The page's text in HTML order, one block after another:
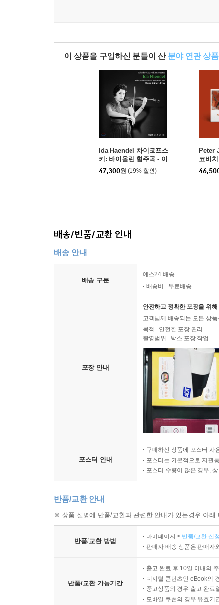
이 상품을 구입하신 분들이 산 분야 연관 상품
Ida Haendel 차이코프스
키: 바이올린 협주곡 - 이
다 헨델 (Tchaikovsky: V
iolin Concerto) [LP]
47,300원 (19% 할인)
Peter
코비
2번
no
배송/반품/교환 안내
배송 안내
배송 구분
예스24 배송
배송비 : 무료배송
포장 안내
안전하고 정확한 포장을 위
고객님께 배송되는 모든 상
목적 : 안전한 포장 관리
촬영범위 : 박스 포장 작업
포스터 안내
구매하신 상품에 포스터 사
포스터는 기본적으로 지관
포스터 수량이 많은 경우,
반품/교환 안내
※ 상품 설명에 반품/교환과 관련한 안내가 있는경우 아
반품/교환 방법
마이페이지 > 반품/교환 신
판매자 배송 상품은 판매자
반품/교환 가능기간
출고 완료 후 10일 이내의
디지털 콘텐츠인 eBook의
중고상품의 경우 출고 완료
모바일 쿠폰의 경우 유효기